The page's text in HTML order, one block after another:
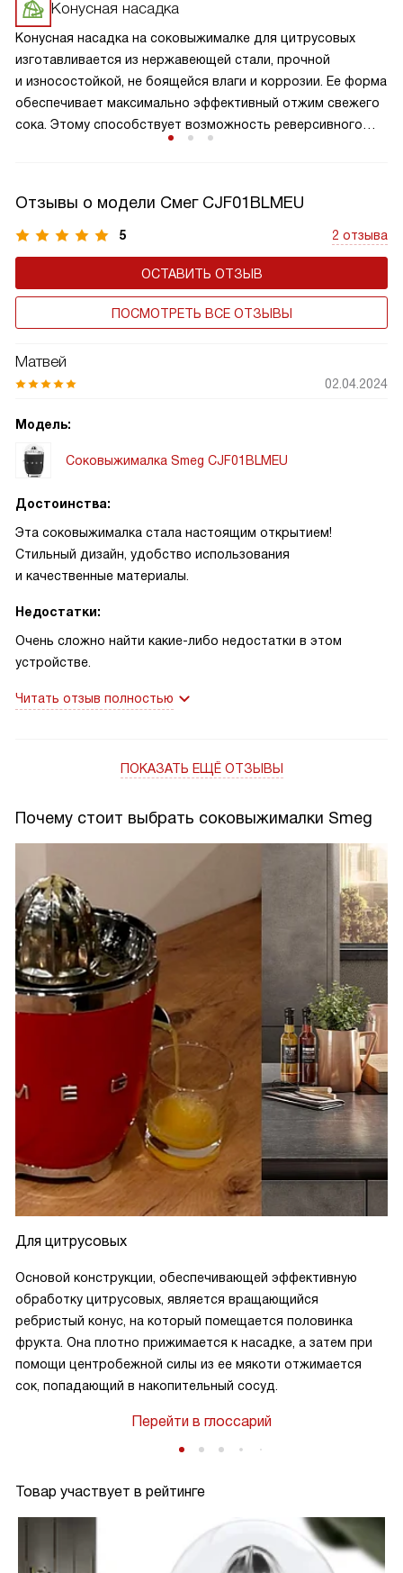
Конусная насадка
Конусная насадка на соковыжималке для цитрусовых
изготавливается из нержавеющей стали, прочной
и износостойкой, не боящейся влаги и коррозии. Ее форма
обеспечивает максимально эффективный отжим свежего
сока. Этому способствует возможность реверсивного
Отзывы о модели Смег CJF01BLMEU
5 2 отзыва
ОСТАВИТЬ ОТЗЫВ
ПОСМОТРЕТЬ ВСЕ ОТЗЫВЫ
Матвей
02.04.2024
Модель:
Соковыжималка Smeg CJF01BLMEU
Достоинства:
Эта соковыжималка стала настоящим открытием!
Стильный дизайн, удобство использования
и качественные материалы.
Недостатки:
Очень сложно найти какие-либо недостатки в этом
устройстве.
Читать отзыв полностью
ПОКАЗАТЬ ЕЩЁ ОТЗЫВЫ
Почему стоит выбрать соковыжималки Smeg
Для цитрусовых
Основой конструкции, обеспечивающей эффективную
обработку цитрусовых, является вращающийся
ребристый конус, на который помещается половинка
фрукта. Она плотно прижимается к насадке, а затем при
помощи центробежной силы из ее мякоти отжимается
сок, попадающий в накопительный сосуд.
Перейти в глоссарий
Товар участвует в рейтинге